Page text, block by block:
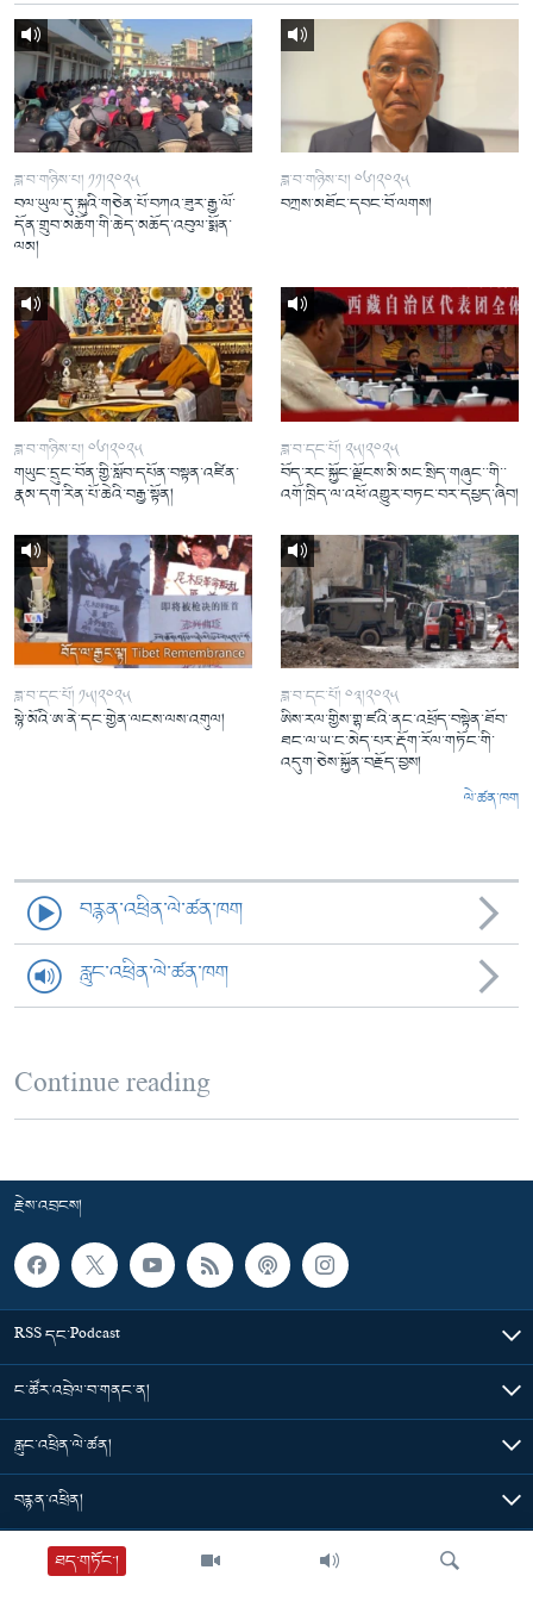
ཐད་གཏོང་།
ཟླ་བ་གཉིས་པ། ༡༡།༢༠༢༥
བལ་ཡུལ་དུ་སྐུའི་གཅེན་པོ་བཀའ་ཟུར་རྒྱ་ལོ་
དོན་གྲུབ་མཆོག་གི་ཆེད་མཆོད་འབུལ་སྨོན་
ལམ།
ཟླ་བ་གཉིས་པ། ༠༦།༢༠༢༥
བཀྲས་མཐོང་དབང་བོ་ལགས།
ཟླ་བ་གཉིས་པ། ༠༦།༢༠༢༥
གཡུང་དྲུང་བོན་གྱི་སློབ་དཔོན་བསྟན་འཛིན་
རྣམ་དག་རིན་པོ་ཆེའི་བརྒྱ་སྟོན།
ཟླ་བ་དང་པོ། ༢༥།༢༠༢༥
བོད་རང་སྐྱོང་ལྗོངས་མི་མང་སྲིད་གཞུང་་གི་་
འགོ་ཁྲིད་ལ་འཕོ་འགྱུར་བཏང་བར་དཔྱད་ཞིབ།
ཟླ་བ་དང་པོ། ༡༥།༢༠༢༥
སྙེ་མོའི་ཨ་ནེ་དང་གྱེན་ལངས་ལས་འགུལ།
ཟླ་བ་དང་པོ། ༠༣།༢༠༢༥
ཨིས་རལ་གྱིས་གྷ་ཛའི་ནང་འཕྲོད་བསྟེན་ཐོབ་
ཐང་ལ་ཡ་ང་མེད་པར་རྡོག་རོལ་གཏོང་གི་
འདུག་ཅེས་སྐྱོན་བརྗོད་བྱས།
ལེ་ཚན་ཁག
བརྙན་འཕྲིན་ལེ་ཚན་ཁག
རླུང་འཕྲིན་ལེ་ཚན་ཁག
Continue reading
རྗེས་འབྲངས།
RSS དང་Podcast
ང་ཚོར་འབྲེལ་བ་གནང་ན།
རླུང་འཕྲིན་ལེ་ཚན།
བརྙན་འཕྲིན།
གསར་འགྱུར་ཁག